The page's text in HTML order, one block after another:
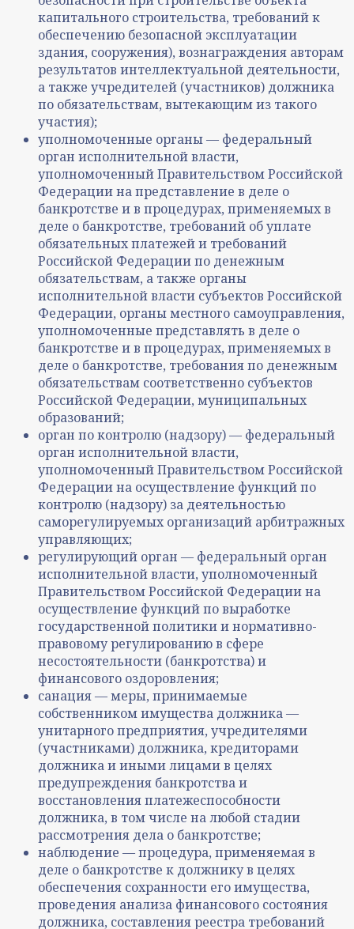
капитального строительства, требований к
обеспечению безопасной эксплуатации
здания, сооружения), вознаграждения авторам
результатов интеллектуальной деятельности,
а также учредителей (участников) должника
по обязательствам, вытекающим из такого
участия);
уполномоченные органы — федеральный
орган исполнительной власти,
уполномоченный Правительством Российской
Федерации на представление в деле о
банкротстве и в процедурах, применяемых в
деле о банкротстве, требований об уплате
обязательных платежей и требований
Российской Федерации по денежным
обязательствам, а также органы
исполнительной власти субъектов Российской
Федерации, органы местного самоуправления,
уполномоченные представлять в деле о
банкротстве и в процедурах, применяемых в
деле о банкротстве, требования по денежным
обязательствам соответственно субъектов
Российской Федерации, муниципальных
образований;
орган по контролю (надзору) — федеральный
орган исполнительной власти,
уполномоченный Правительством Российской
Федерации на осуществление функций по
контролю (надзору) за деятельностью
саморегулируемых организаций арбитражных
управляющих;
регулирующий орган — федеральный орган
исполнительной власти, уполномоченный
Правительством Российской Федерации на
осуществление функций по выработке
государственной политики и нормативно-
правовому регулированию в сфере
несостоятельности (банкротства) и
финансового оздоровления;
санация — меры, принимаемые
собственником имущества должника —
унитарного предприятия, учредителями
(участниками) должника, кредиторами
должника и иными лицами в целях
предупреждения банкротства и
восстановления платежеспособности
должника, в том числе на любой стадии
рассмотрения дела о банкротстве;
наблюдение — процедура, применяемая в
деле о банкротстве к должнику в целях
обеспечения сохранности его имущества,
проведения анализа финансового состояния
должника, составления реестра требований